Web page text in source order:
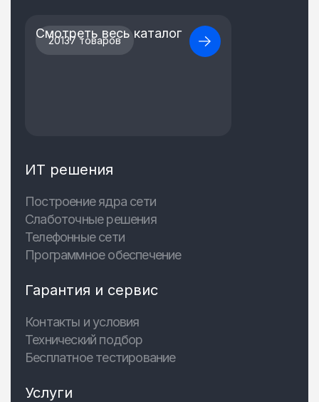
20137 товаров
Смотреть весь каталог
ИТ решения
Построение ядра сети
Слаботочные решения
Телефонные сети
Программное обеспечение
Гарантия и сервис
Контакты и условия
Технический подбор
Бесплатное тестирование
Услуги